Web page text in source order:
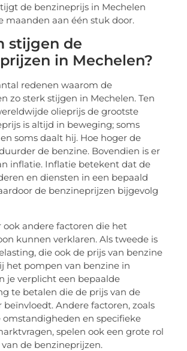
de benzineprijs in Mechelen
maanden aan één stuk door.
stijgen de
in Mechelen?
redenen waarom de
zo sterk stijgen in Mechelen. Ten
olieprijs de grootste
is altijd in beweging; soms
soms daalt hij. Hoe hoger de
de benzine. Bovendien is er
inflatie. Inflatie betekent dat de
en diensten in een bepaald
de benzineprijzen bijgevolg
ook andere factoren die het
kunnen verklaren. Als tweede is
die ook de prijs van benzine
het pompen van benzine in
je verplicht een bepaalde
te betalen die de prijs van de
beïnvloedt. Andere factoren, zoals
omstandigheden en specifieke
spelen ook een grote rol
de benzineprijzen.